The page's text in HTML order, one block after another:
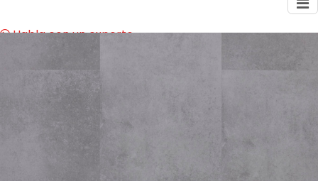
Habla con un experto